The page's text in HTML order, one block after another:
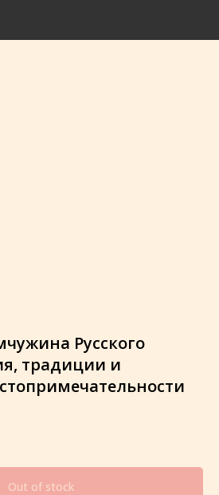
Русского
традиции и
Out of stock